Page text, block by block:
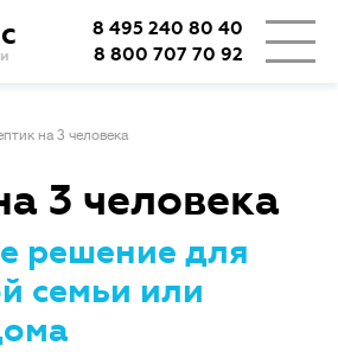
8 495 240 80 40
8 800 707 70 92
на 3 человека
3 человека
решение для
семьи или